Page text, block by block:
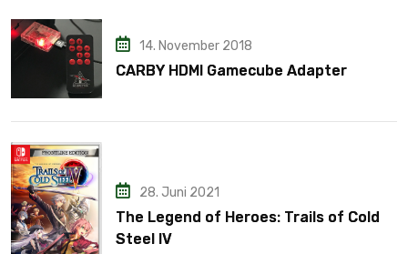
14. November 2018
CARBY HDMI Gamecube Adapter
28. Juni 2021
The Legend of Heroes: Trails of Cold
Steel IV